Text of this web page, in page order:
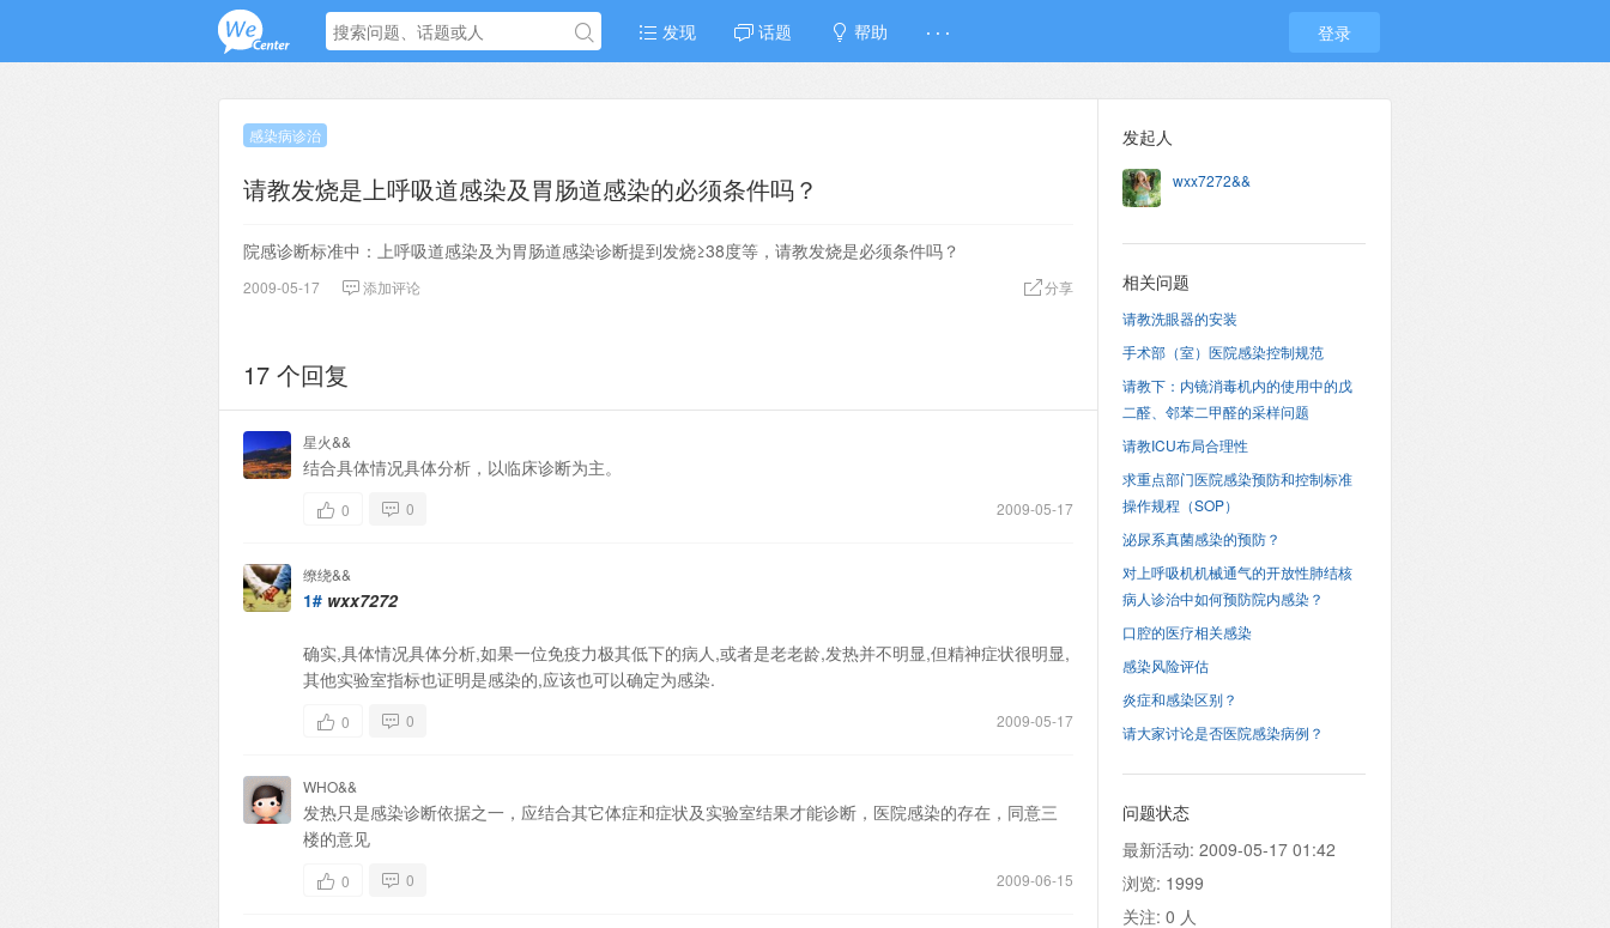
发现 话题 帮助 · · · 登录
感染病诊治
请教发烧是上呼吸道感染及胃肠道感染的必须条件吗？
院感诊断标准中：上呼吸道感染及为胃肠道感染诊断提到发烧≥38度等，请教发烧是必须条件吗？
2009-05-17 添加评论 分享
17 个回复
星火&&
结合具体情况具体分析，以临床诊断为主。
2009-05-17
0 0
缭绕&&
1# wxx7272
确实,具体情况具体分析,如果一位免疫力极其低下的病人,或者是老老龄,发热并不明显,但精神症状很明显,
其他实验室指标也证明是感染的,应该也可以确定为感染.
2009-05-17
0 0
WHO&&
发热只是感染诊断依据之一，应结合其它体症和症状及实验室结果才能诊断，医院感染的存在，同意三
楼的意见
2009-06-15
0 0
发起人
wxx7272&&
相关问题
请教洗眼器的安装
手术部（室）医院感染控制规范
请教下：内镜消毒机内的使用中的戊
二醛、邻苯二甲醛的采样问题
请教ICU布局合理性
求重点部门医院感染预防和控制标准
操作规程（SOP）
泌尿系真菌感染的预防？
对上呼吸机机械通气的开放性肺结核
病人诊治中如何预防院内感染？
口腔的医疗相关感染
感染风险评估
炎症和感染区别？
请大家讨论是否医院感染病例？
问题状态
最新活动: 2009-05-17 01:42
浏览: 1999
关注: 0 人